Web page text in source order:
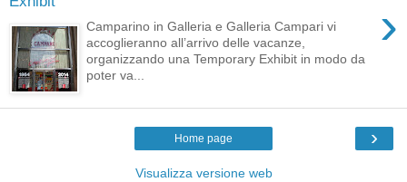
›
Camparino in Galleria e Galleria Campari vi
accoglieranno all’arrivo delle vacanze,
organizzando una Temporary Exhibit in modo da
poter va...
›
Home page
Visualizza versione web